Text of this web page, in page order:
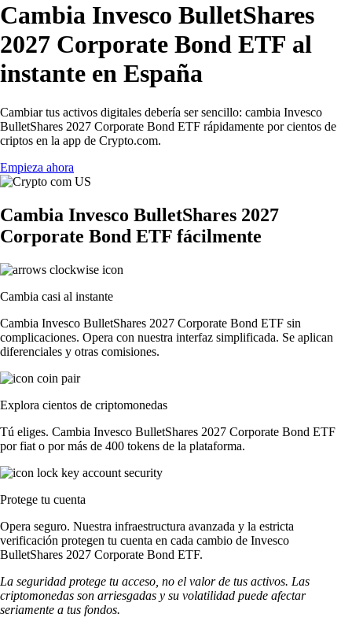
Cambia Invesco BulletShares
2027 Corporate Bond ETF al
instante en España
Cambiar tus activos digitales debería ser sencillo: cambia Invesco
BulletShares 2027 Corporate Bond ETF rápidamente por cientos de
criptos en la app de Crypto.com.
Empieza ahora
Cambia Invesco BulletShares 2027
Corporate Bond ETF fácilmente
Cambia casi al instante
Cambia Invesco BulletShares 2027 Corporate Bond ETF sin
complicaciones. Opera con nuestra interfaz simplificada. Se aplican
diferenciales y otras comisiones.
Explora cientos de criptomonedas
Tú eliges. Cambia Invesco BulletShares 2027 Corporate Bond ETF
por fiat o por más de 400 tokens de la plataforma.
Protege tu cuenta
Opera seguro. Nuestra infraestructura avanzada y la estricta
verificación protegen tu cuenta en cada cambio de Invesco
BulletShares 2027 Corporate Bond ETF.
La seguridad protege tu acceso, no el valor de tus activos. Las
criptomonedas son arriesgadas y su volatilidad puede afectar
seriamente a tus fondos.